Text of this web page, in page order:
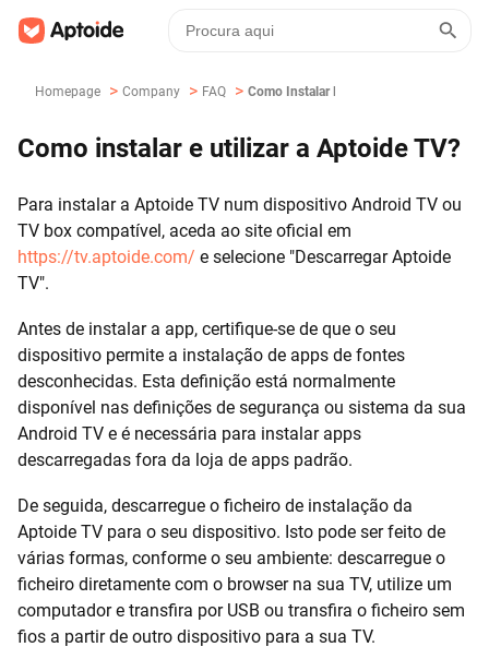
Homepage > Company > FAQ > Como Instalar E Utilizar A Aptoide TV?
Como instalar e utilizar a Aptoide TV?
Para instalar a Aptoide TV num dispositivo Android TV ou
TV box compatível, aceda ao site oficial em
https://tv.aptoide.com/ e selecione "Descarregar Aptoide
TV".
Antes de instalar a app, certifique-se de que o seu
dispositivo permite a instalação de apps de fontes
desconhecidas. Esta definição está normalmente
disponível nas definições de segurança ou sistema da sua
Android TV e é necessária para instalar apps
descarregadas fora da loja de apps padrão.
De seguida, descarregue o ficheiro de instalação da
Aptoide TV para o seu dispositivo. Isto pode ser feito de
várias formas, conforme o seu ambiente: descarregue o
ficheiro diretamente com o browser na sua TV, utilize um
computador e transfira por USB ou transfira o ficheiro sem
fios a partir de outro dispositivo para a sua TV.